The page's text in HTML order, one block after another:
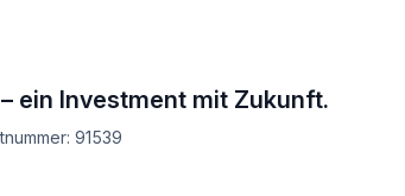
ein Investment mit Zukunft.
91539